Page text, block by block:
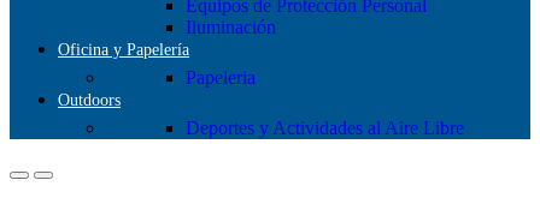
Equipos de Protección Personal
Iluminación
Oficina y Papelería
Papeleria
Outdoors
Deportes y Actividades al Aire Libre